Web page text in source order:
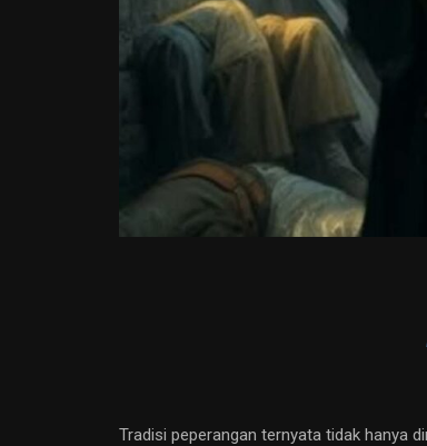
Tradisi peperangan ternyata tidak hanya